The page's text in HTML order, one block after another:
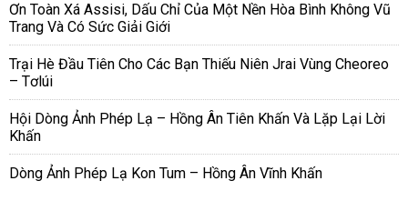
Ơn Toàn Xá Assisi, Dấu Chỉ Của Một Nền Hòa Bình Không Vũ
Trang Và Có Sức Giải Giới
Trại Hè Đầu Tiên Cho Các Bạn Thiếu Niên Jrai Vùng Cheoreo
– Tơlúi
Hội Dòng Ảnh Phép Lạ – Hồng Ân Tiên Khấn Và Lặp Lại Lời
Khấn
Dòng Ảnh Phép Lạ Kon Tum – Hồng Ân Vĩnh Khấn